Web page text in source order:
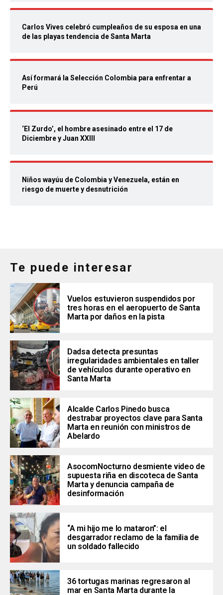
Carlos Vives celebró cumpleaños de su esposa en una
de las playas tendencia de Santa Marta
Así formará la Selección Colombia para enfrentar a
Perú
‘El Zurdo’, el hombre asesinado entre el 17 de
Diciembre y Juan XXIII
Niños wayúu de Colombia y Venezuela, están en
riesgo de muerte y desnutrición
Te puede interesar
Vuelos estuvieron suspendidos por
tres horas en el aeropuerto de Santa
Marta por daños en la pista
Dadsa detecta presuntas
irregularidades ambientales en taller
de vehículos durante operativo en
Santa Marta
Alcalde Carlos Pinedo busca
destrabar proyectos clave para Santa
Marta en reunión con ministros de
Abelardo
AsocomNocturno desmiente video de
supuesta riña en discoteca de Santa
Marta y denuncia campaña de
desinformación
“A mi hijo me lo mataron”: el
desgarrador reclamo de la familia de
un soldado fallecido
36 tortugas marinas regresaron al
mar en Santa Marta durante la